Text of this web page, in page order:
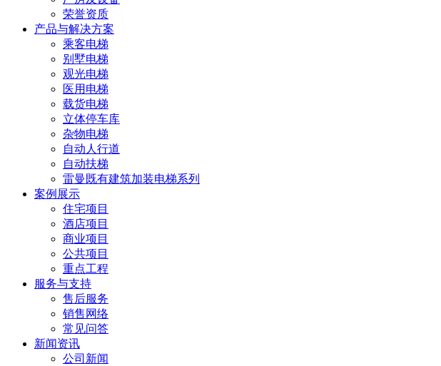
荣誉资质
产品与解决方案
乘客电梯
别墅电梯
观光电梯
医用电梯
载货电梯
立体停车库
杂物电梯
自动人行道
自动扶梯
雷曼既有建筑加装电梯系列
案例展示
住宅项目
酒店项目
商业项目
公共项目
重点工程
服务与支持
售后服务
销售网络
常见问答
新闻资讯
公司新闻